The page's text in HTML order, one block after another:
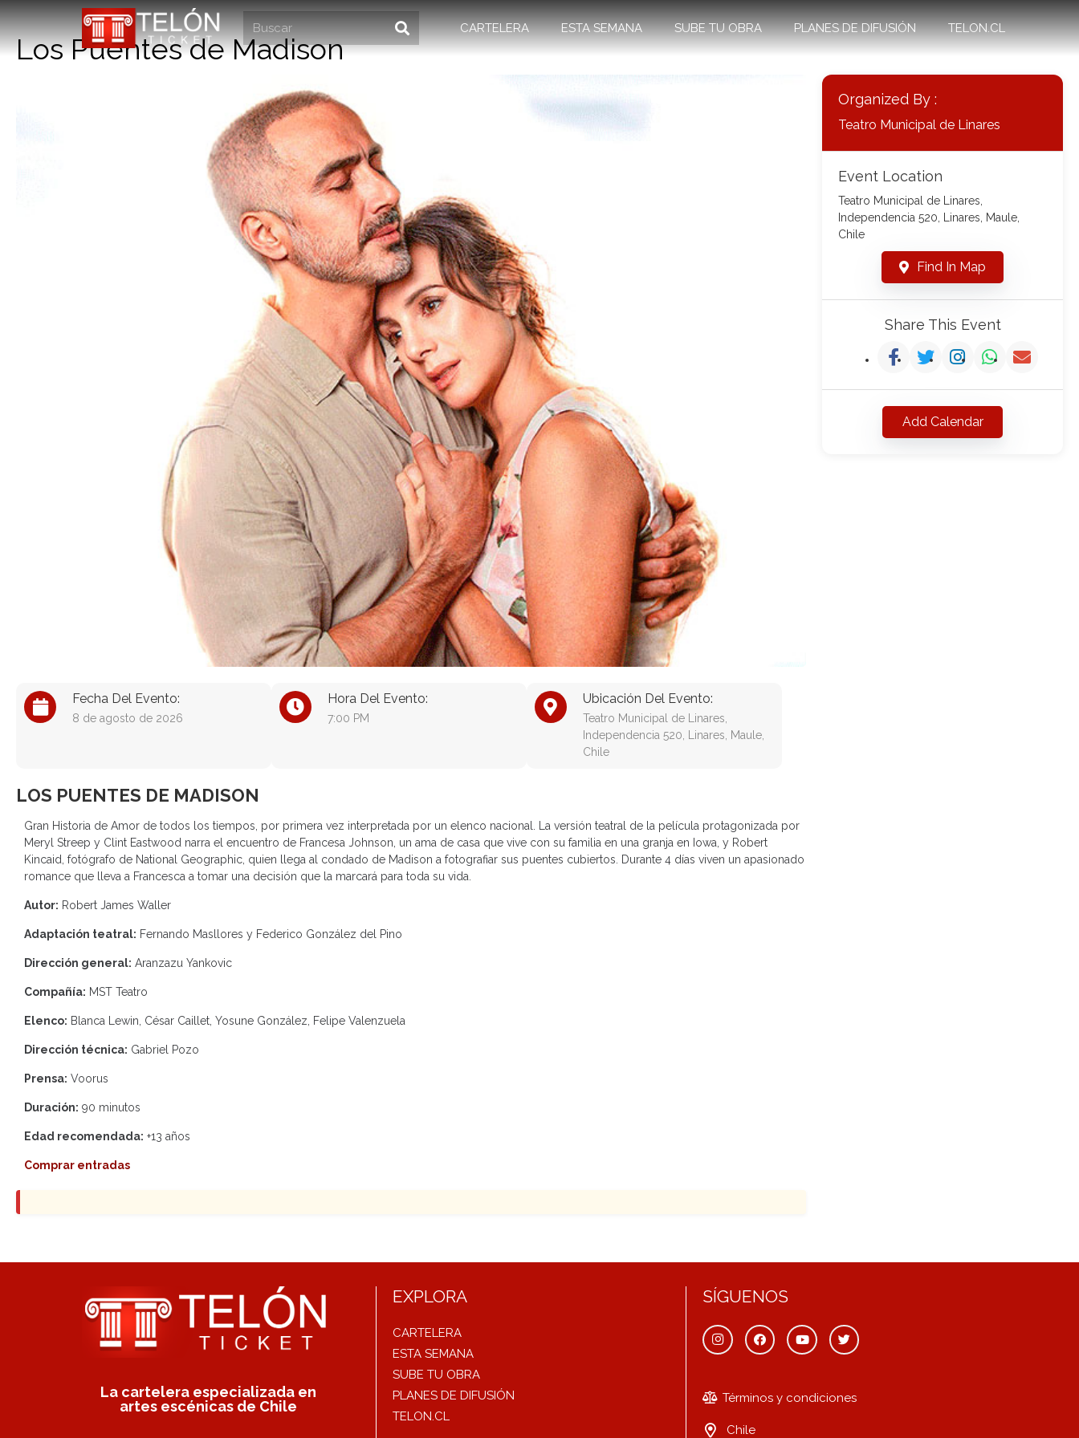
CARTELERA ESTA SEMANA SUBE TU OBRA PLANES DE DIFUSIÓN TELON.CL
Los Puentes de Madison
Fecha Del Evento:
8 de agosto de 2026
Hora Del Evento:
7:00 PM
Ubicación Del Evento:
Teatro Municipal de Linares,
Independencia 520, Linares, Maule,
Chile
LOS PUENTES DE MADISON
Gran Historia de Amor de todos los tiempos, por primera vez interpretada por un elenco nacional. La versión teatral de la película protagonizada por
Meryl Streep y Clint Eastwood narra el encuentro de Francesa Johnson, un ama de casa que vive con su familia en una granja en Iowa, y Robert
Kincaid, fotógrafo de National Geographic, quien llega al condado de Madison a fotografiar sus puentes cubiertos. Durante 4 días viven un apasionado
romance que lleva a Francesca a tomar una decisión que la marcará para toda su vida.
Autor: Robert James Waller
Adaptación teatral: Fernando Masllores y Federico González del Pino
Dirección general: Aranzazu Yankovic
Compañía: MST Teatro
Elenco: Blanca Lewin, César Caillet, Yosune González, Felipe Valenzuela
Dirección técnica: Gabriel Pozo
Prensa: Voorus
Duración: 90 minutos
Edad recomendada: +13 años
Comprar entradas
Organized By :
Teatro Municipal de Linares
Event Location
Teatro Municipal de Linares,
Independencia 520, Linares, Maule,
Chile
Find In Map
Share This Event
Add Calendar
La cartelera especializada en
artes escénicas de Chile
EXPLORA
CARTELERA
ESTA SEMANA
SUBE TU OBRA
PLANES DE DIFUSIÓN
TELON.CL
SÍGUENOS
Términos y condiciones
Chile